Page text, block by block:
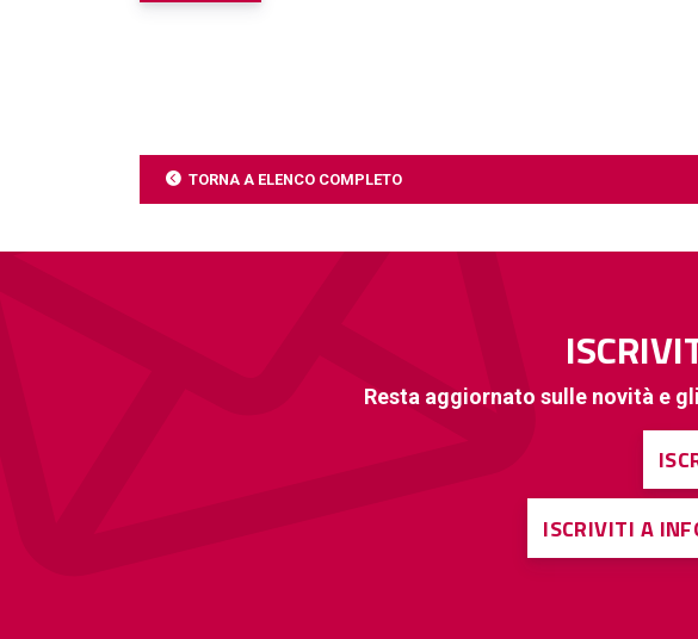
TORNA A ELENCO COMPLETO
Resta aggiornato sulle novità e
ISCRIVITI A